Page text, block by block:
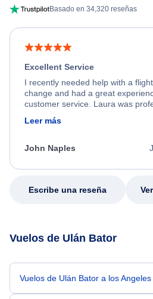
Basado en 34,320 reseñas
Excellent Service
I recently needed help with a
change and had a great
customer service. Laura was
friendly, and very helpful
process. She quickly found a
appreciate her excellent service.
Leer más
John Naples
Escribe una reseña
Vuelos de Ulán Bator
Vuelos de Ulán Bator a los